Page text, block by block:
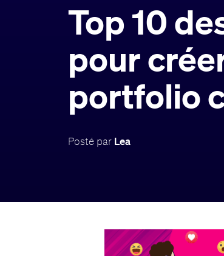
Top 10
pour
portfolio
Posté par Lea